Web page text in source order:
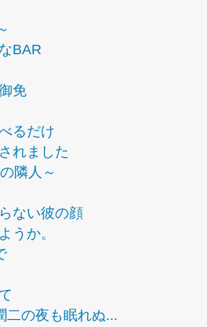
BAR
免
るだけ
れました
隣人～
ない彼の顔
うか。
二の夜も眠れぬ...